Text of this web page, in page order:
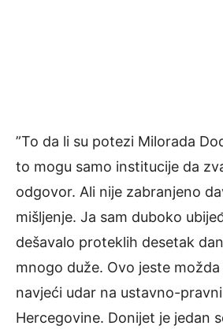
”To da li su potezi Milorada
to mogu samo institucije da
odgovor. Ali nije zabranjeno
mišljenje. Ja sam duboko
dešavalo proteklih desetak
mnogo duže. Ovo jeste
navjeći udar na ustavno-
Hercegovine. Donijet je jedan